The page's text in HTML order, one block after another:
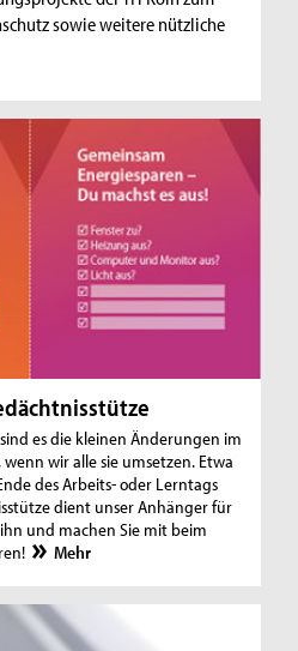
sowie weitere nützliche
es die kleinen Änderungen im
wir alle sie umsetzen. Etwa
des Arbeits- oder Lerntags
dient unser Anhänger für
und machen Sie mit beim
Mehr